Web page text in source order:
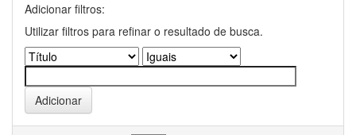
Adicionar filtros:
Utilizar filtros para refinar o resultado de busca.